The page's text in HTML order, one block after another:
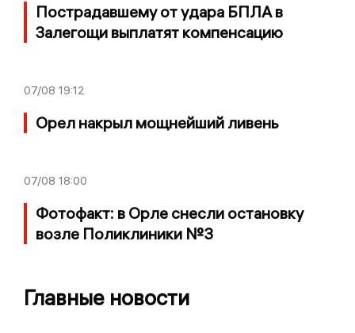
Пострадавшему от удара БПЛА в
Залегощи выплатят компенсацию
07/08 19:12
Орел накрыл мощнейший ливень
07/08 18:00
Фотофакт: в Орле снесли остановку
возле Поликлиники №3
Главные новости